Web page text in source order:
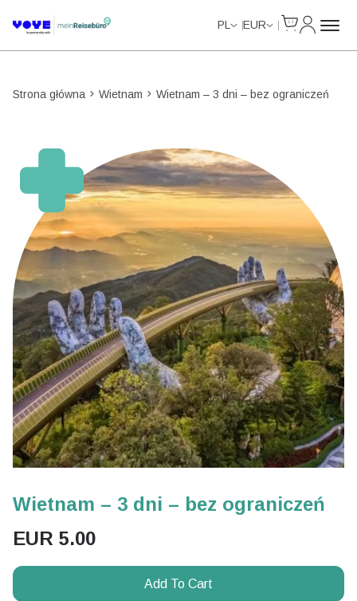
PL EUR
Strona główna Wietnam Wietnam – 3 dni – bez ograniczeń
Wietnam – 3 dni – bez ograniczeń
EUR 5.00
Add To Cart